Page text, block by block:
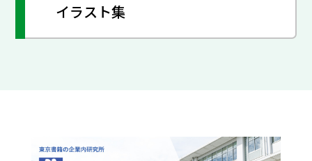
イラスト集